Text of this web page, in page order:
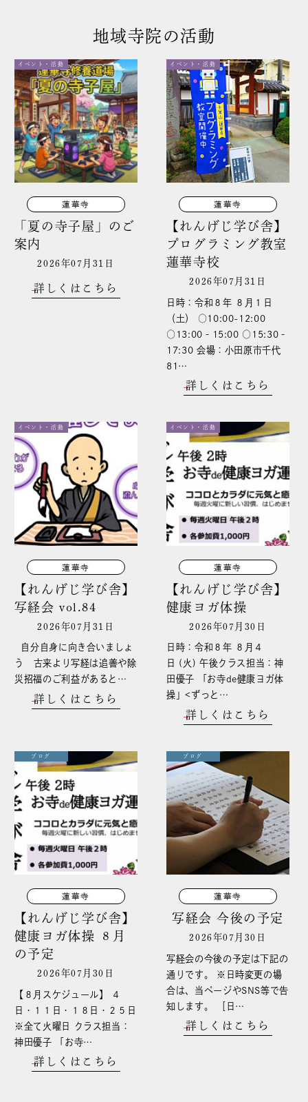
地域寺院の活動
イベント・活動
蓮華寺
「夏の寺子屋」のご
案内
2026年07月31日
詳しくはこちら
イベント・活動
蓮華寺
【れんげじ学び舎】
プログラミング教室
蓮華寺校
2026年07月31日
日時：令和８年 ８月１日
（土） ○10:00-12:00
○13:00‐15:00 ○15:30‐
17:30 会場：小田原市千代
81…
詳しくはこちら
イベント・活動
蓮華寺
【れんげじ学び舎】
写経会 vol.84
2026年07月31日
自分自身に向き合いましょ
う 古来より写経は追善や除
災招福のご利益があると…
詳しくはこちら
イベント・活動
蓮華寺
【れんげじ学び舎】
健康ヨガ体操
2026年07月30日
日時：令和８年 ８月４
日 (火) 午後クラス担当：神
田優子 「お寺de健康ヨガ体
操」<ずっと…
詳しくはこちら
ブログ
蓮華寺
【れんげじ学び舎】
健康ヨガ体操 ８月
の予定
2026年07月30日
【８月スケジュール】 ４
日・１１日・１８日・２５日
※全て火曜日 クラス担当：
神田優子 「お寺…
詳しくはこちら
ブログ
蓮華寺
写経会 今後の予定
2026年07月30日
写経会の今後の予定は下記の
通りです。 ※日時変更の場
合は、当ページやSNS等で告
知します。 ［日…
詳しくはこちら